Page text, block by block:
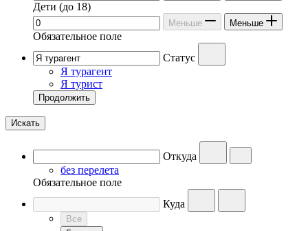
Дети (до 18)
Меньше Меньше
Обязательное поле
Статус
Я турагент
Я турист
Продолжить
Искать
Откуда
без перелета
Обязательное поле
Куда
Все